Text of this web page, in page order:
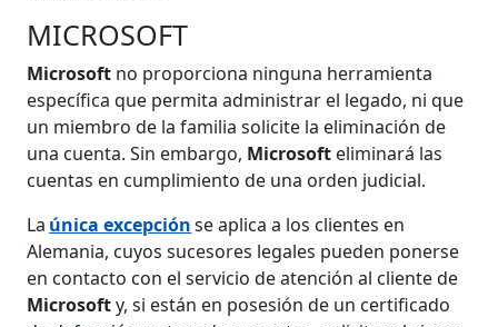
MICROSOFT
Microsoft no proporciona ninguna herramienta
específica que permita administrar el legado, ni que
un miembro de la familia solicite la eliminación de
una cuenta. Sin embargo, Microsoft eliminará las
cuentas en cumplimiento de una orden judicial.
La única excepciónse aplica a los clientes en
Alemania, cuyos sucesores legales pueden ponerse
en contacto con el servicio de atención al cliente de
Microsofty, si están en posesión de un certificado